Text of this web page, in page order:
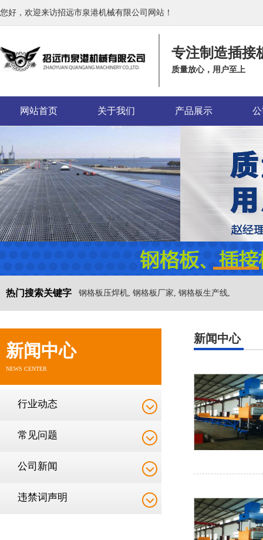
您好，欢迎来访招远市泉港机械有限公司网站！
专注制造插接
质量放心，用户至上
网站首页 关于我们 产品展示
热门搜索关键字 钢格板压焊机, 钢格板厂家, 钢格板生产线,
新闻中心
NEWS CENTER
行业动态
常见问题
公司新闻
违禁词声明
新闻中心